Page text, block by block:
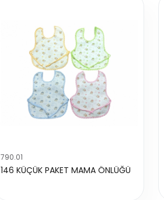
790.01
146 KÜÇÜK PAKET MAMA ÖNLÜĞÜ